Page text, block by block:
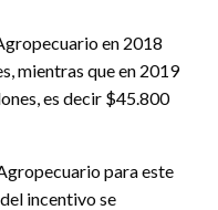
en 2018
mientras que en 2019
es decir $45.800
para este
incentivo se